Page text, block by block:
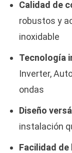
Calidad de
robustos y
inoxidable
Tecnología
Inverter,
ondas
Diseño
instalación
Facilidad de